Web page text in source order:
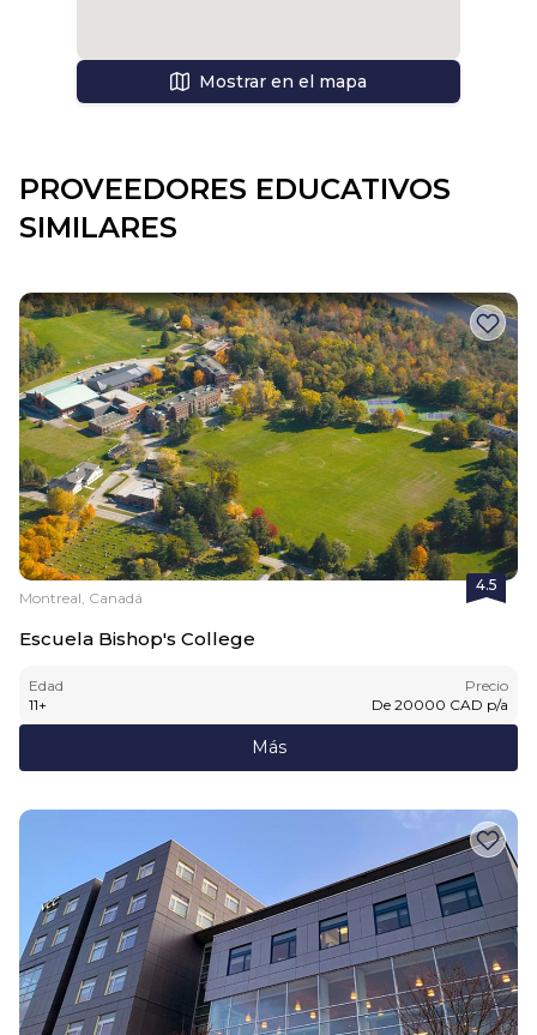
Mostrar en el mapa
PROVEEDORES EDUCATIVOS
SIMILARES
4.5
Montreal, Canadá
Escuela Bishop's College
Edad
11+
Precio
De 20000 CAD p/a
Más